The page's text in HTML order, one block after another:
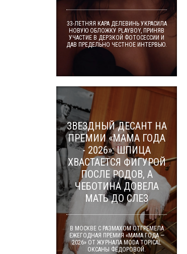
33-ЛЕТНЯЯ КАРА ДЕЛЕВИНЬ УКРАСИЛА
НОВУЮ ОБЛОЖКУ PLAYBOY, ПРИНЯВ
УЧАСТИЕ В ДЕРЗКОЙ ФОТОСЕССИИ И
ДАВ ПРЕДЕЛЬНО ЧЕСТНОЕ ИНТЕРВЬЮ.
ЗВЕЗДНЫЙ ДЕСАНТ НА
ПРЕМИИ «МАМА ГОДА
- 2026»: ШПИЦА
ХВАСТАЕТСЯ ФИГУРОЙ
ПОСЛЕ РОДОВ, А
ЧЕБОТИНА ДОВЕЛА
МАТЬ ДО СЛЕЗ
В МОСКВЕ С РАЗМАХОМ ОТГРЕМЕЛА
ЕЖЕГОДНАЯ ПРЕМИЯ «МАМА ГОДА —
2026» ОТ ЖУРНАЛА MODA TOPICAL
ОКСАНЫ ФЁДОРОВОЙ.